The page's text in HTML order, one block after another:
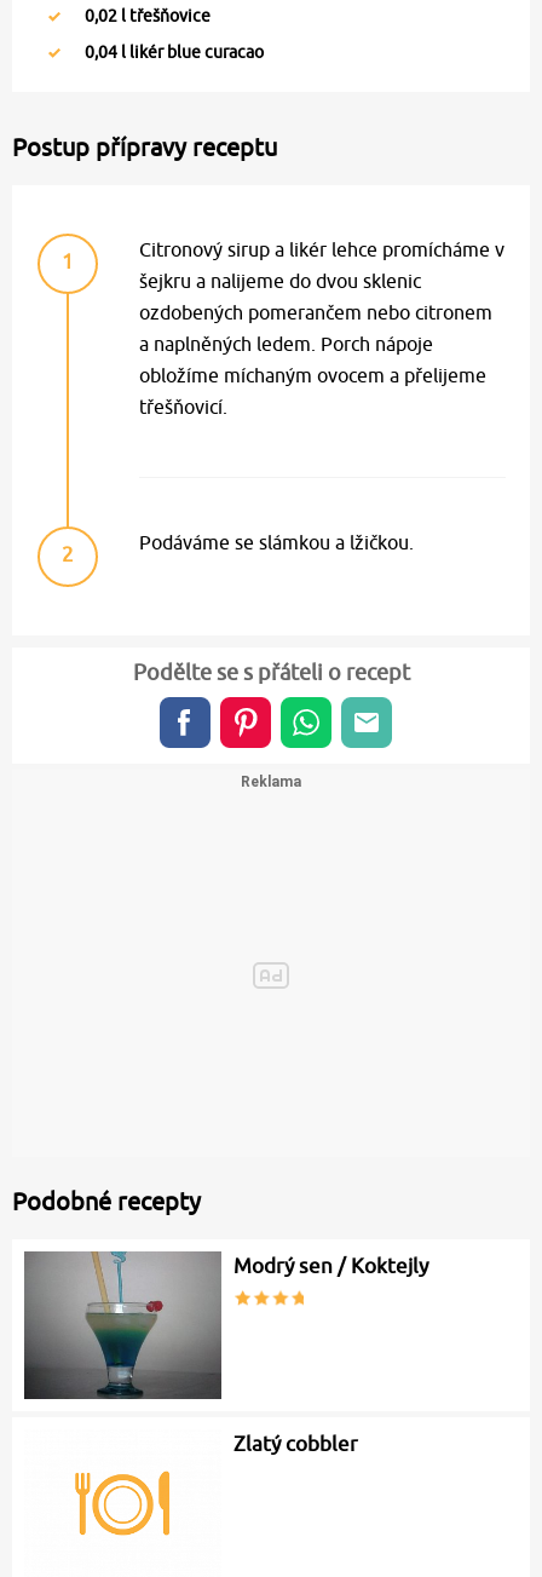
0,02 l třešňovice
0,04 l likér blue curacao
Postup přípravy receptu
1
Citronový sirup a likér lehce promícháme v
šejkru a nalijeme do dvou sklenic
ozdobených pomerančem nebo citronem
a naplněných ledem. Porch nápoje
obložíme míchaným ovocem a přelijeme
třešňovicí.
2 Podáváme se slámkou a lžičkou.
Podělte se s přáteli o recept
Podobné recepty
Modrý sen / Koktejly
Zlatý cobbler